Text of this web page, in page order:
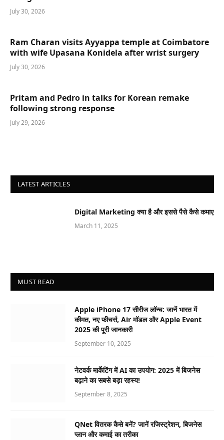
July 30, 2026
Ram Charan visits Ayyappa temple at Coimbatore
with wife Upasana Konidela after wrist surgery
July 30, 2026
Pritam and Pedro in talks for Korean remake
following strong response
July 29, 2026
LATEST ARTICLES
Digital Marketing क्या है और इससे पैसे कैसे कमाए
March 11, 2025
MUST READ
Apple iPhone 17 सीरीज लॉन्च: जानें भारत में
कीमत, नए फीचर्स, Air मॉडल और Apple Event
2025 की पूरी जानकारी
September 10, 2025
नेटवर्क मार्केटिंग में AI का उपयोग: 2025 में बिजनेस
बढ़ाने का सबसे बड़ा रहस्य!
September 8, 2025
QNet वितरक कैसे बनें? जानें रजिस्ट्रेशन, बिजनेस
प्लान और कमाई का तरीका